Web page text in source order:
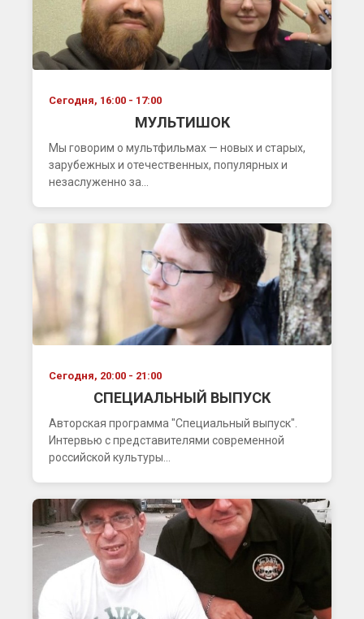
Сегодня, 16:00 - 17:00
МУЛЬТИШОК
Мы говорим о мультфильмах — новых и старых,
зарубежных и отечественных, популярных и
незаслуженно за...
Сегодня, 20:00 - 21:00
СПЕЦИАЛЬНЫЙ ВЫПУСК
Авторская программа "Специальный выпуск".
Интервью с представителями современной
российской культуры...